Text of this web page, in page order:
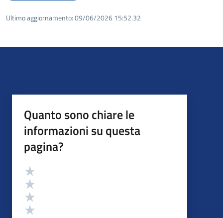
Ultimo aggiornamento:09/06/2026 15:52.32
Quanto sono chiare le
informazioni su questa
pagina?
Valutazione